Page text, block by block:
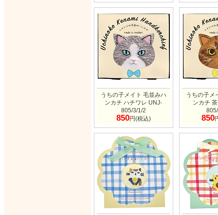
うちの子メイト 毛並みハ
ンカチ ハチワレ UNJ-
805/3/1/2
850円(税込)
うちの子メ
ンカチ
850